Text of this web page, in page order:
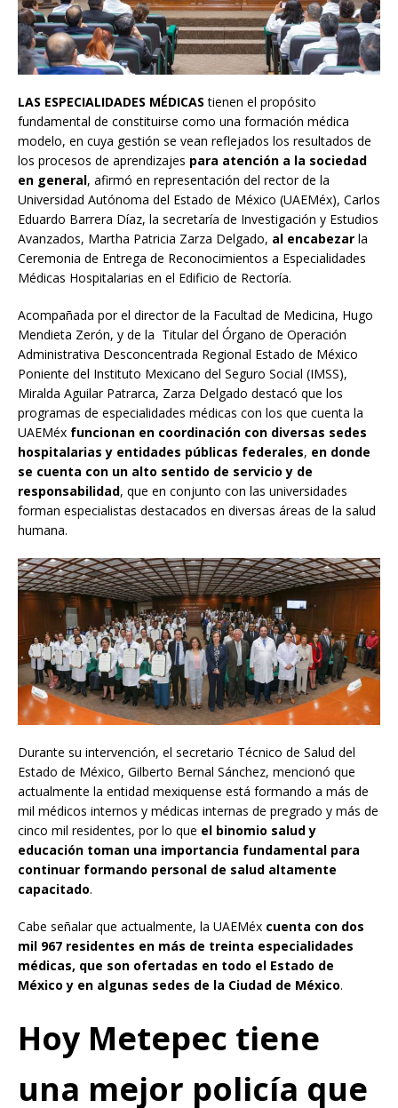
LAS ESPECIALIDADES MÉDICAS tienen el propósito
fundamental de constituirse como una formación médica
modelo, en cuya gestión se vean reflejados los resultados de
los procesos de aprendizajes para atención a la sociedad
en general, afirmó en representación del rector de la
Universidad Autónoma del Estado de México (UAEMéx), Carlos
Eduardo Barrera Díaz, la secretaría de Investigación y Estudios
Avanzados, Martha Patricia Zarza Delgado, al encabezar la
Ceremonia de Entrega de Reconocimientos a Especialidades
Médicas Hospitalarias en el Edificio de Rectoría.
Acompañada por el director de la Facultad de Medicina, Hugo
Mendieta Zerón, y de la Titular del Órgano de Operación
Administrativa Desconcentrada Regional Estado de México
Poniente del Instituto Mexicano del Seguro Social (IMSS),
Miralda Aguilar Patrarca, Zarza Delgado destacó que los
programas de especialidades médicas con los que cuenta la
UAEMéx funcionan en coordinación con diversas sedes
hospitalarias y entidades públicas federales, en donde
se cuenta con un alto sentido de servicio y de
responsabilidad, que en conjunto con las universidades
forman especialistas destacados en diversas áreas de la salud
humana.
Durante su intervención, el secretario Técnico de Salud del
Estado de México, Gilberto Bernal Sánchez, mencionó que
actualmente la entidad mexiquense está formando a más de
mil médicos internos y médicas internas de pregrado y más de
cinco mil residentes, por lo que el binomio salud y
educación toman una importancia fundamental para
continuar formando personal de salud altamente
capacitado.
Cabe señalar que actualmente, la UAEMéx cuenta con dos
mil 967 residentes en más de treinta especialidades
médicas, que son ofertadas en todo el Estado de
México y en algunas sedes de la Ciudad de México.
Hoy Metepec tiene
una mejor policía que